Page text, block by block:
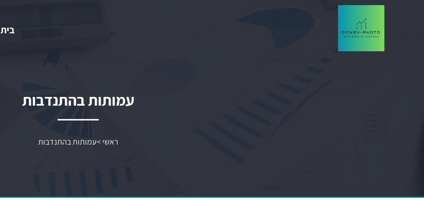
בית
עמותות בהתנדבות
ראשי>עמותות בהתנדבות